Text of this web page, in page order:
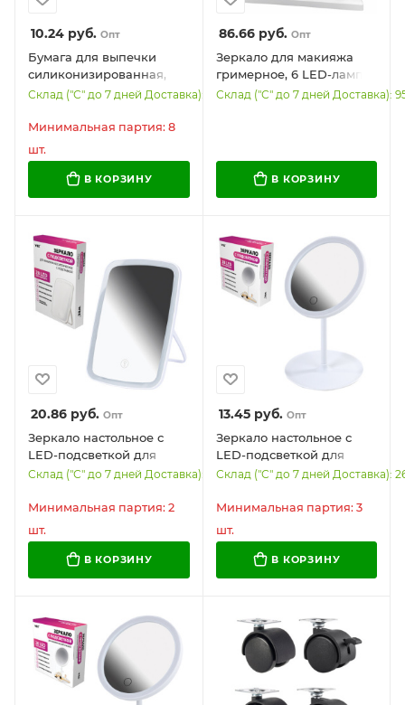
10.24 руб. Опт
Бумага для выпечки
силиконизированная,
пергамент 38 х 50, цвет
609589
Склад ("С" до 7 дней Доставка): 45196
Минимальная партия: 8
шт.
В КОРЗИНУ
86.66руб. Опт
Зеркало для макияжа
гримерное, 6 LED-ламп, 3
режима свечения,
Склад ("С" до 7 дней Доставка):
В КОРЗИНУ
20.86 руб. Опт
Зеркало настольное с
LED-подсветкой для
макияжа, 24х17 см, 3
аккумулятор 800 mAh,
Склад ("С" до 7 дней Доставка): 5415
Минимальная партия: 2
шт.
В КОРЗИНУ
13.45руб. Опт
Зеркало настольное с
LED-подсветкой для
макияжа, диаметр 17 см,
аккумулятор 800 mAh,
Склад ("С" до 7 дней Доставка):
Минимальная партия: 3
шт.
В КОРЗИНУ